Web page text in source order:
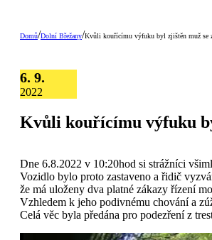
Domů/Dolní Břežany/Kvůli kouřícímu výfuku byl zjištěn muž se
6. 9.
2022
Kvůli kouřícímu výfuku
Dne 6.8.2022 v 10:20hod si strážníci
Vozidlo bylo proto zastaveno a řidič
že má uloženy dva platné zákazy řízení
Vzhledem k jeho podivnému chování a
Celá věc byla předána pro podezření z